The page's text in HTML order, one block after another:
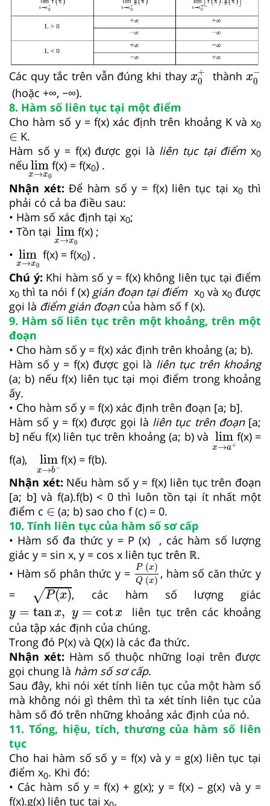
Các quy tắc trên vẫn đúng khi thayx+
0
x0+thành x−
0
x0
(hoặc +∞, −∞).
8. Hàm số liên tục tại một điểm
Cho hàm số y = f(x) xác định trên khoảng K và x0
∈
∈ K.
Hàm số y = f(x) được gọi là liên tục tại điểm x0
nếu lim
x→x0
limx→ x0
f(x) = f(x0) .
Nhận xét: Để hàm số y = f(x) liên tục tại x0 thì
phải có cả ba điều sau:
• Hàm số xác định tại x0;
• Tồn tại lim
x→x0
limx→x 0
f(x) ;
• lim
x→x0
lim →x0
f(x) = f(x0) .
Chú ý: Khi hàm số y = f(x) không liên tục tại điểm
x0 thì ta nói f (x) gián đoạn tại điểm x0và x0được
gọi là điểm gián đoạncủa hàm số f (x).
9. Hàm số liên tục trên một khoảng, trên một
đoạn
• Cho hàm số y = f(x) xác định trên khoảng (a; b).
Hàm số y = f(x) được gọi là liên tục trên khoảng
(a; b) nếu f(x) liên tục tại mọi điểm trong khoảng
ấy.
• Cho hàm số y = f(x) xác định trên đoạn [a; b].
Hàm số y = f(x) được gọi là liên tục trên đoạn[a;
b] nếu f(x) liên tục trên khoảng (a; b) và lim
x→a+
limx→a+
f(x) =
f(a),
lim
x→b−
limx →b−
f(x) = f(b).
Nhận xét: Nếu hàm số y = f(x) liên tục trên đoạn
[a; b] và f(a).f(b) < 0 thì luôn tồn tại ít nhất một
điểm c ∈
∈ (a; b) sao cho f (c) = 0.
10. Tính liên tục của hàm số sơ cấp
• Hàm số đa thức y = P (x) , các hàm số lượng
giác y = sin x, y = cos x liên tục trên ℝ.
• Hàm số phân thức y =
P (x)
Q (x)
P (x)Q (x )
, hàm số căn thức y
= √P(x)
(x) , các hàm số lượng giác
y = tan x, y = cotx
y =tanx y =cot x
liên tục trên các khoảng
của tập xác định của chúng.
Trong đó P(x) và Q(x) là các đa thức.
Nhận xét: Hàm số thuộc những loại trên được
gọi chung là hàm số sơ cấp.
Sau đây, khi nói xét tính liên tục của một hàm số
mà không nói gì thêm thì ta xét tính liên tục của
hàm số đó trên những khoảng xác định của nó.
11. Tổng, hiệu, tích, thương của hàm số liên
tục
Cho hai hàm số số y = f(x) và y = g(x) liên tục tại
điểm x0. Khi đó:
• Các hàm số y = f(x) + g(x); y = f(x) – g(x) và y =
f(x).g(x) liên tục tại x .